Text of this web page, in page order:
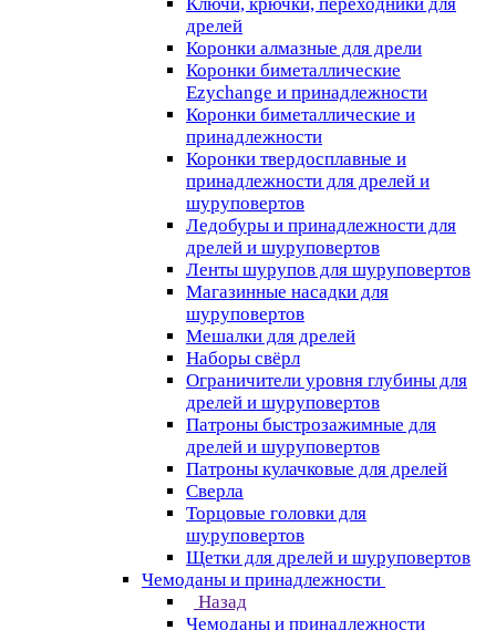
дрелей
Коронки алмазные для дрели
Коронки биметаллические
Ezychange и принадлежности
Коронки биметаллические и
принадлежности
Коронки твердосплавные и
принадлежности для дрелей и
шуруповертов
Ледобуры и принадлежности для
дрелей и шуруповертов
Ленты шурупов для шуруповертов
Магазинные насадки для
шуруповертов
Мешалки для дрелей
Наборы свёрл
Ограничители уровня глубины для
дрелей и шуруповертов
Патроны быстрозажимные для
дрелей и шуруповертов
Патроны кулачковые для дрелей
Сверла
Торцовые головки для
шуруповертов
Щетки для дрелей и шуруповертов
Чемоданы и принадлежности
Назад
Чемоданы и принадлежности